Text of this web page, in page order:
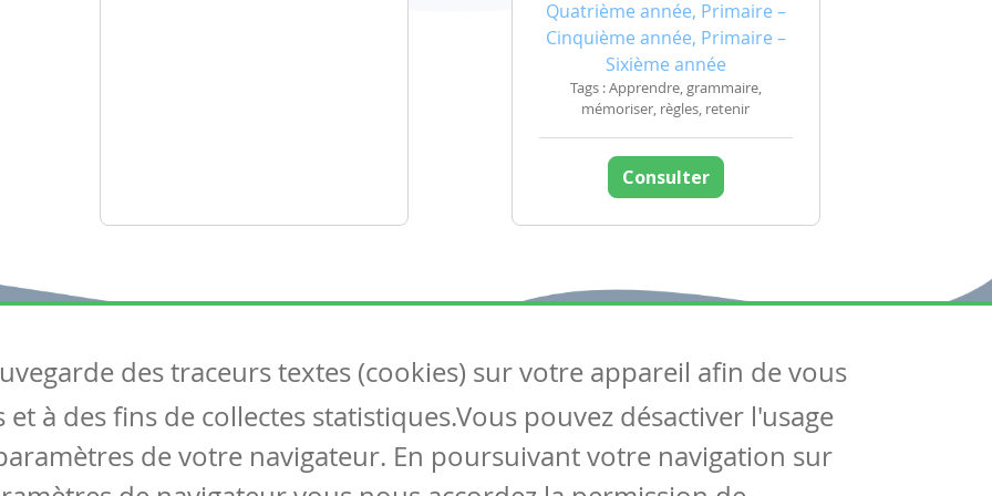
Quatrième année, Primaire –
Cinquième année, Primaire –
Sixième année
Tags : Apprendre, grammaire,
mémoriser, règles, retenir
Consulter
Articles
Tous les articles
Articles DYS
Suivez-nous
Contactez-nous
Soutien scolaire
des traceurs textes (cookies) sur votre appareil afin de vous
à des fins de collectes statistiques.Vous pouvez désactiver l'usage
de votre navigateur. En poursuivant votre navigation sur